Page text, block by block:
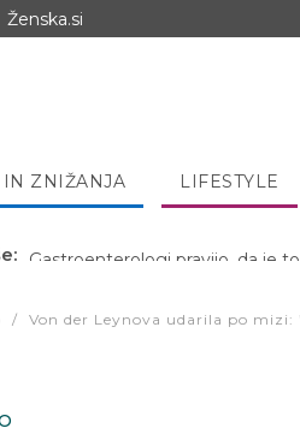
Ženska.si
IN ZNIŽANJA LIFESTYLE
Hibernacijska dieta: Zakaj je
/ Von der Leynova udarila po